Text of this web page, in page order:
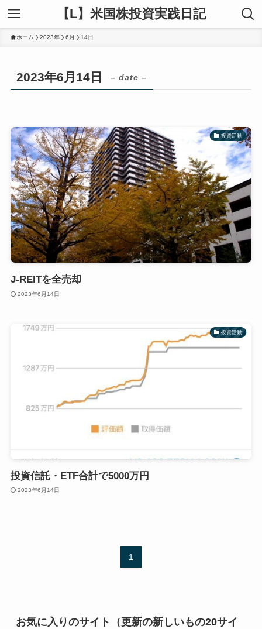
【L】米国株投資実践日記
ホーム 2023年 6月 14日
2023年6月14日 – date –
投資活動
J-REITを全売却
2023年6月14日
投資活動
投資信託・ETF合計で5000万円
2023年6月14日
1
お気に入りのサイト（更新の新しいもの20サイ